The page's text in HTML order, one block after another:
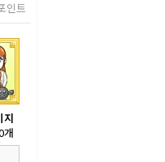
인트
지
개